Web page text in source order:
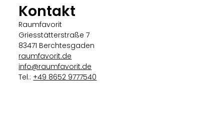
Kontakt
Raumfavorit
Griesstätterstraße 7
83471 Berchtesgaden
raumfavorit.de
info@raumfavorit.de
Tel.:+49 8652 9777540